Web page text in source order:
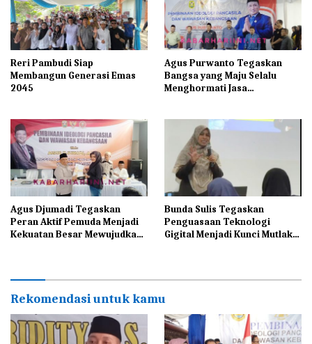
Reri Pambudi Siap
Membangun Generasi Emas
2045
Agus Purwanto Tegaskan
Bangsa yang Maju Selalu
Menghormati Jasa
Agus Djumadi Tegaskan
Peran Aktif Pemuda Menjadi
Kekuatan Besar Mewujudkan
Bunda Sulis Tegaskan
Penguasaan Teknologi
Gigital Menjadi Kunci Mutlak
Rekomendasi untuk kamu